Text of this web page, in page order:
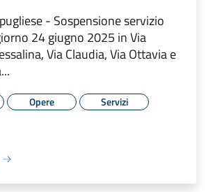
- Sospensione servizio
24 giugno 2025 in Via
Via Claudia, Via Ottavia e
Opere Servizi